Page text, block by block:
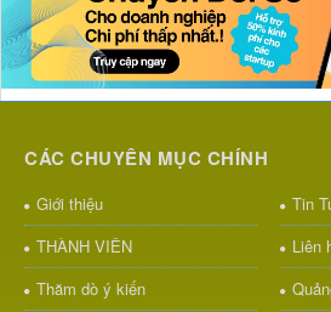
CÁC CHUYÊN MỤC CHÍNH
Giới thiệu
Tin
THÀNH VIÊN
Liên
Thăm dò ý kiến